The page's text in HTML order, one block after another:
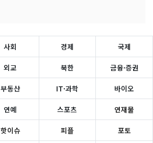
사회 경제 국제
외교 북한 금융·증권
부동산 IT·과학 바이오
연예 스포츠 연재물
핫이슈 피플 포토